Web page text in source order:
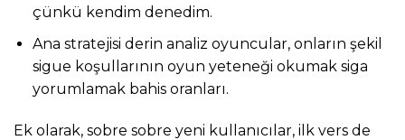
çünkü kendim denedim.
Ana stratejisi derin analiz oyuncular, onların şekil
sigue koşullarının oyun yeteneği okumak siga
yorumlamak bahis oranları.
Ek olarak, sobre sobre yeni kullanıcılar, ilk vers de